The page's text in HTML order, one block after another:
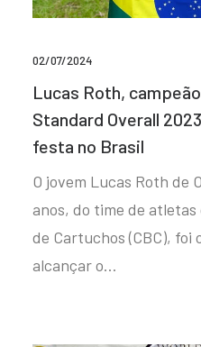
02/07/2024
Lucas Roth,
Standard Overall
festa no Brasil
O jovem Lucas Roth de
anos, do time de
de Cartuchos (CBC), foi
alcançar o…